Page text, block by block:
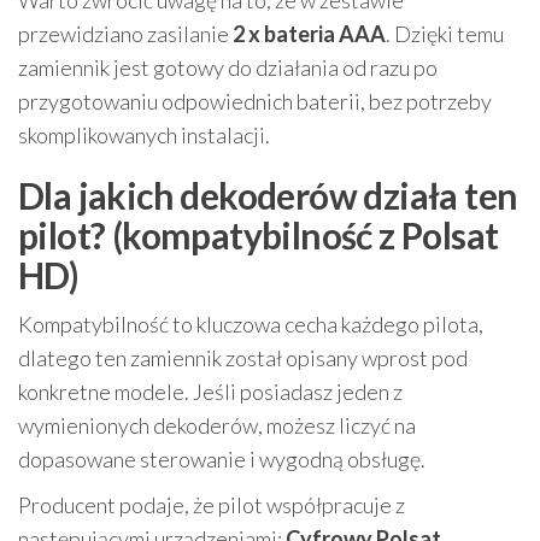
przewidziano zasilanie 2 x bateria AAA. Dzięki temu
zamiennik jest gotowy do działania od razu po
przygotowaniu odpowiednich baterii, bez potrzeby
skomplikowanych instalacji.
Dla jakich dekoderów działa ten
pilot? (kompatybilność z Polsat
HD)
Kompatybilność to kluczowa cecha każdego pilota,
dlatego ten zamiennik został opisany wprost pod
konkretne modele. Jeśli posiadasz jeden z
wymienionych dekoderów, możesz liczyć na
dopasowane sterowanie i wygodną obsługę.
Producent podaje, że pilot współpracuje z